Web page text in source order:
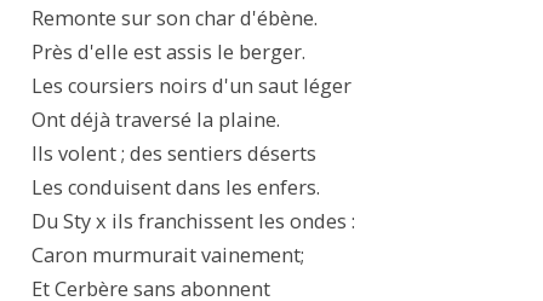
Remonte sur son char d'ébène.
Près d'elle est assis le berger.
Les coursiers noirs d'un saut léger
Ont déjà traversé la plaine.
Ils volent ; des sentiers déserts
Les conduisent dans les enfers.
Du Sty x ils franchissent les ondes :
Caron murmurait vainement;
Et Cerbère sans abonnent